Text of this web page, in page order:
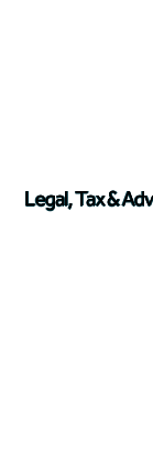
Legal, Tax &